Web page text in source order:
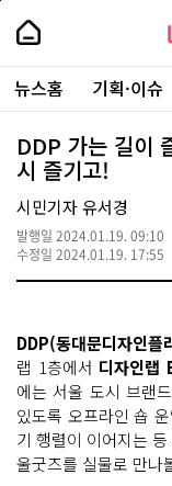
본
로
가
내
손
안
에
서
울
-
서
울
시
대
표
소
통
포
주
요
서
뉴스홈 기획·이슈
DDP 가는 길이
시 즐기고!
시민기자 유서경
발행일 2024.01.19. 09:10
수정일 2024.01.19. 17:55
DDP(동대문디자인플
랩 1층에서 디자인랩
에는 서울 도시 브랜
있도록 오프라인 숍
기 행렬이 이어지는
울굿즈를 실물로 만나
페
상
단
로